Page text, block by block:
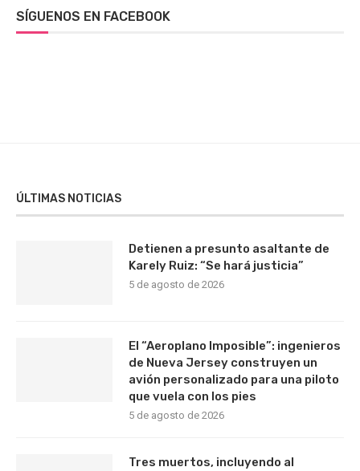
SÍGUENOS EN FACEBOOK
ÚLTIMAS NOTICIAS
Detienen a presunto asaltante de
Karely Ruiz: “Se hará justicia”
5 de agosto de 2026
El “Aeroplano Imposible”: ingenieros
de Nueva Jersey construyen un
avión personalizado para una piloto
que vuela con los pies
5 de agosto de 2026
Tres muertos, incluyendo al